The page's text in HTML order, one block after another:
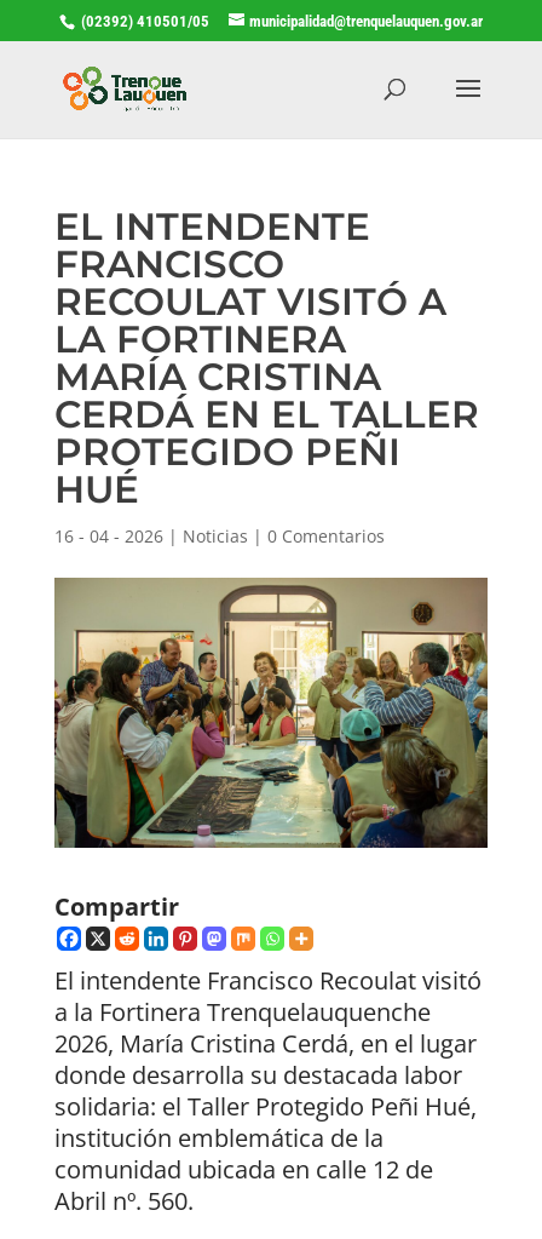
(02392) 410501/05 municipalidad@trenquelauquen.gov.ar
EL INTENDENTE
FRANCISCO
RECOULAT VISITÓ A
LA FORTINERA
MARÍA CRISTINA
CERDÁ EN EL TALLER
PROTEGIDO PEÑI
HUÉ
16 - 04 - 2026| Noticias | 0 Comentarios
Compartir
El intendente Francisco Recoulat visitó
a la Fortinera Trenquelauquenche
2026, María Cristina Cerdá, en el lugar
donde desarrolla su destacada labor
solidaria: el Taller Protegido Peñi Hué,
institución emblemática de la
comunidad ubicada en calle 12 de
Abril nº. 560.